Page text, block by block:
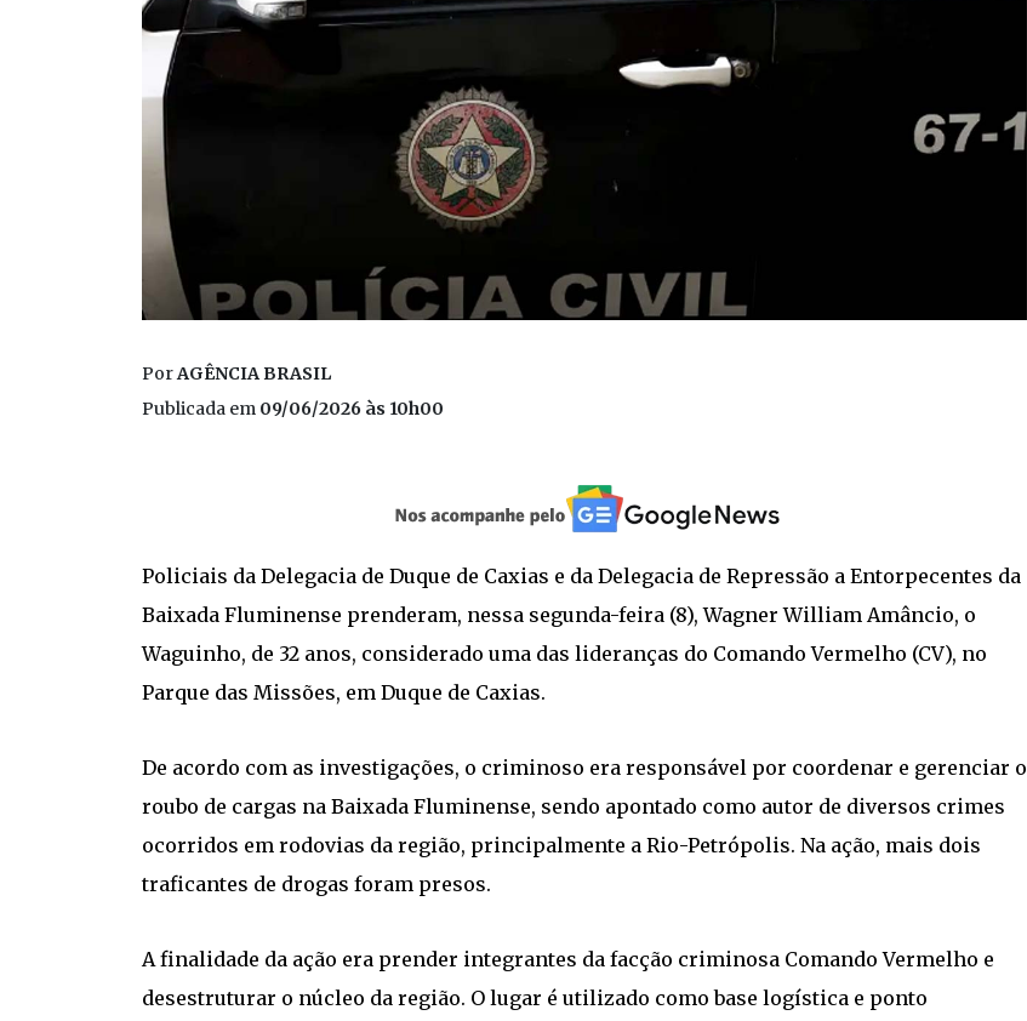
PorAGÊNCIA BRASIL
Publicada em 09/06/2026 às 10h00
Policiais da Delegacia de Duque de Caxias e da Delegacia de Repressão a Entorpecentes da
Baixada Fluminense prenderam, nessa segunda-feira (8), Wagner William Amâncio, o
Waguinho, de 32 anos, considerado uma das lideranças do Comando Vermelho (CV), no
Parque das Missões, em Duque de Caxias.
De acordo com as investigações, o criminoso era responsável por coordenar e gerenciar o
roubo de cargas na Baixada Fluminense, sendo apontado como autor de diversos crimes
ocorridos em rodovias da região, principalmente a Rio-Petrópolis. Na ação, mais dois
traficantes de drogas foram presos.
A finalidade da ação era prender integrantes da facção criminosa Comando Vermelho e
desestruturar o núcleo da região. O lugar é utilizado como base logística e ponto